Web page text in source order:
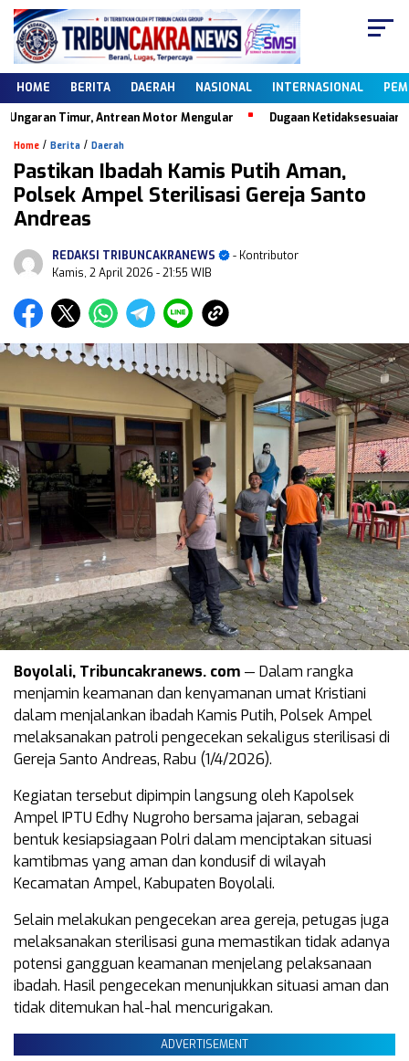
HOME BERITA DAERAH NASIONAL INTERNASIONAL
Timur, Antrean Motor Mengular Dugaan Ketidaksesuaian Data
Home / Berita / Daerah
Pastikan Ibadah Kamis Putih Aman,
Polsek Ampel Sterilisasi Gereja Santo
Andreas
REDAKSI TRIBUNCAKRANEWS
- Kontributor
Kamis, 2 April 2026 - 21:55 WIB
Boyolali, Tribuncakranews. com — Dalam rangka
menjamin keamanan dan kenyamanan umat Kristiani
dalam menjalankan ibadah Kamis Putih, Polsek Ampel
melaksanakan patroli pengecekan sekaligus sterilisasi di
Gereja Santo Andreas, Rabu (1/4/2026).
Kegiatan tersebut dipimpin langsung oleh Kapolsek
Ampel IPTU Edhy Nugroho bersama jajaran, sebagai
bentuk kesiapsiagaan Polri dalam menciptakan situasi
kamtibmas yang aman dan kondusif di wilayah
Kecamatan Ampel, Kabupaten Boyolali.
Selain melakukan pengecekan area gereja, petugas juga
melaksanakan sterilisasi guna memastikan tidak adanya
potensi gangguan keamanan menjelang pelaksanaan
ibadah. Hasil pengecekan menunjukkan situasi aman dan
tidak ditemukan hal-hal mencurigakan.
ADVERTISEMENT